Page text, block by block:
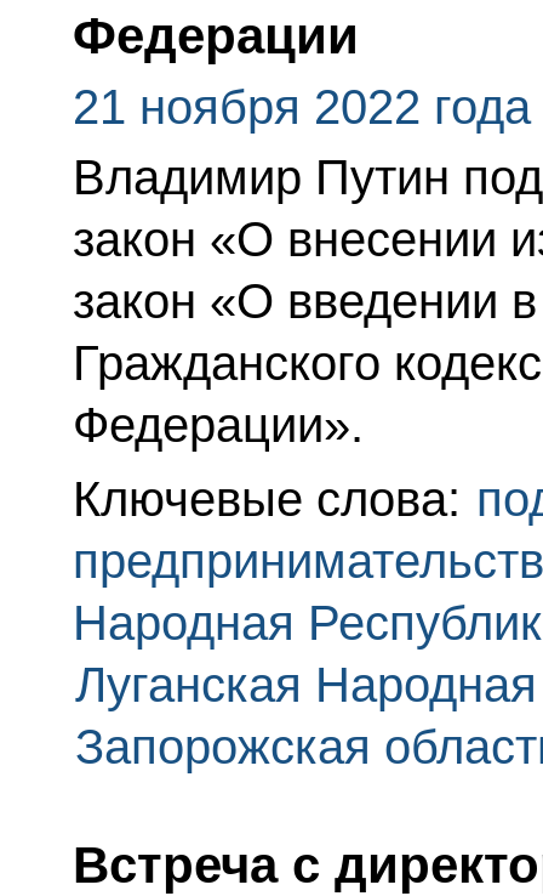
Федерации
21 ноября 2022 года
Владимир Путин
закон «О внесении
закон «О введении
Гражданского
Федерации».
Ключевые слова:
Народная
Луганская
Запорожская
Встреча с